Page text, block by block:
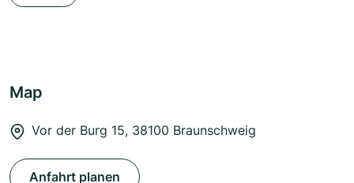
Map
Vor der Burg 15, 38100 Braunschweig
Anfahrt planen